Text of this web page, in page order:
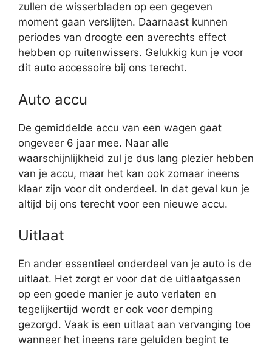
zullen de wisserbladen op een gegeven
moment gaan verslijten. Daarnaast kunnen
periodes van droogte een averechts effect
hebben op ruitenwissers. Gelukkig kun je voor
dit auto accessoire bij ons terecht.
Auto accu
De gemiddelde accu van een wagen gaat
ongeveer 6 jaar mee. Naar alle
waarschijnlijkheid zul je dus lang plezier hebben
van je accu, maar het kan ook zomaar ineens
klaar zijn voor dit onderdeel. In dat geval kun je
altijd bij ons terecht voor een nieuwe accu.
Uitlaat
En ander essentieel onderdeel van je auto is de
uitlaat. Het zorgt er voor dat de uitlaatgassen
op een goede manier je auto verlaten en
tegelijkertijd wordt er ook voor demping
gezorgd. Vaak is een uitlaat aan vervanging toe
wanneer het ineens rare geluiden begint te